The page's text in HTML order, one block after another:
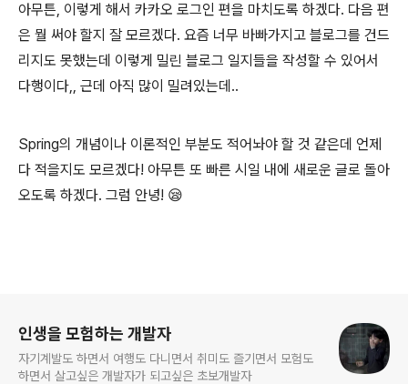
아무튼, 이렇게 해서 카카오 로그인 편을 마치도록 하겠다. 다음 편
은 뭘 써야 할지 잘 모르겠다. 요즘 너무 바빠가지고 블로그를 건드
리지도 못했는데 이렇게 밀린 블로그 일지들을 작성할 수 있어서
다행이다,, 근데 아직 많이 밀려있는데..
Spring의 개념이나 이론적인 부분도 적어놔야 할 것 같은데 언제
다 적을지도 모르겠다! 아무튼 또 빠른 시일 내에 새로운 글로 돌아
오도록 하겠다. 그럼 안녕! 😪
인생을 모험하는 개발자
자기계발도 하면서 여행도 다니면서 취미도 즐기면서 모험도
하면서 살고싶은 개발자가 되고싶은 초보개발자